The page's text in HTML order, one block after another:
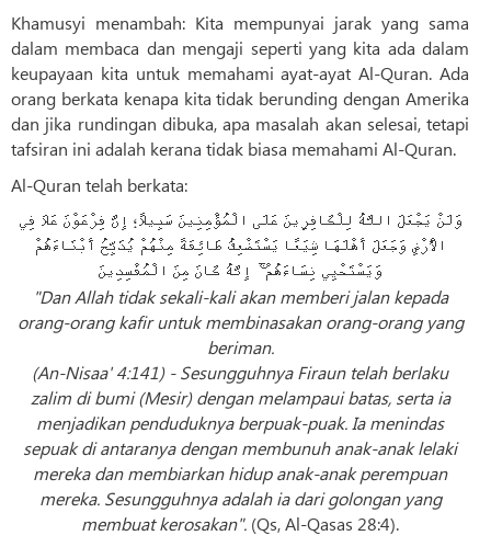
Khamusyi menambah: Kita mempunyai jarak yang sama
dalam membaca dan mengaji seperti yang kita ada dalam
keupayaan kita untuk memahami ayat-ayat Al-Quran. Ada
orang berkata kenapa kita tidak berunding dengan Amerika
dan jika rundingan dibuka, apa masalah akan selesai, tetapi
tafsiran ini adalah kerana tidak biasa memahami Al-Quran.
Al-Quran telah berkata:
وَلَنْ يَجْعَلَ اللَّهُ لِلْكَافِرِينَ عَلَى الْمُؤْمِنِينَ سَبِيلًا؛ إِنَّ فِرْعَوْنَ عَلَا فِي
الْأَرْضِ وَجَعَلَ أَهْلَهَا شِيَعًا يَسْتَضْعِفُ طَائِفَةً مِنْهُمْ يُذَبِّحُ أَبْنَاءَهُمْ
وَيَسْتَحْيِي نِسَاءَهُمْ ۚ إِنَّهُ كَانَ مِنَ الْمُفْسِدِينَ
"Dan Allah tidak sekali-kali akan memberi jalan kepada
orang-orang kafir untuk membinasakan orang-orang yang
beriman.
(An-Nisaa' 4:141) - Sesungguhnya Firaun telah berlaku
zalim di bumi (Mesir) dengan melampaui batas, serta ia
menjadikan penduduknya berpuak-puak. Ia menindas
sepuak di antaranya dengan membunuh anak-anak lelaki
mereka dan membiarkan hidup anak-anak perempuan
mereka. Sesungguhnya adalah ia dari golongan yang
membuat kerosakan". (Qs, Al-Qasas 28:4).